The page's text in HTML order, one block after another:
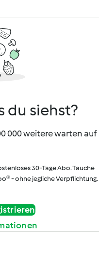
du siehst?
000 weitere warten auf
30-Tage Abo. Tauche
- ohne jegliche Verpflichtung.